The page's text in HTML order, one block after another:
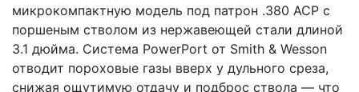
микрокомпактную модель под патрон .380 ACP с
поршеным стволом из нержавеющей стали длиной
3.1 дюйма. Система PowerPort от Smith & Wesson
отводит пороховые газы вверх у дульного среза,
снижая ощутимую отдачу и подброс ствола — что